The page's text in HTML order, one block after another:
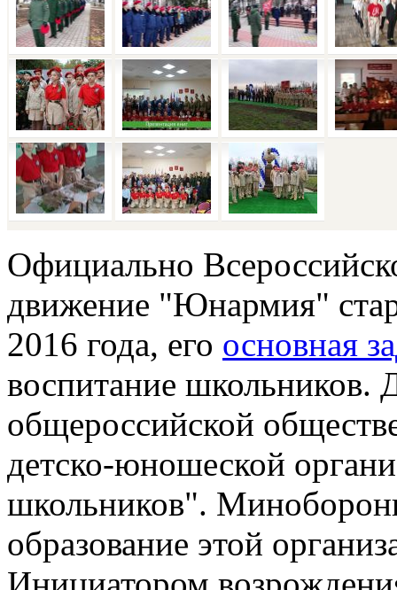
Официально
движение "Юнармия"
2016 года, егоосновная
воспитание школьников.
общероссийской
детско-юношеской
школьников".
образование этой
Инициатором
министр обороны РФ
было поддержано
Путиным.